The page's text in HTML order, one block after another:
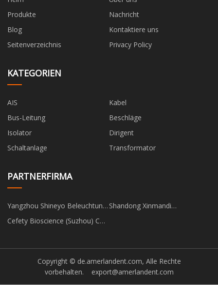
Produkte
Nachricht
Blog
Kontaktiere uns
Seitenverzeichnis
Privacy Policy
KATEGORIEN
AIS
Kabel
Bus-Leitung
Beschläge
Isolator
Dirigent
Schaltanlage
Transformator
PARTNERFIRMA
Yangzhou Shineyo Beleuchtung
Technologie Co., Ltd
Shandong Xinmandi
Cefety Bioscience (Suzhou) Co.,
Copyright © de.amerlandent.com, Alle Rechte
vorbehalten. export@amerlandent.com